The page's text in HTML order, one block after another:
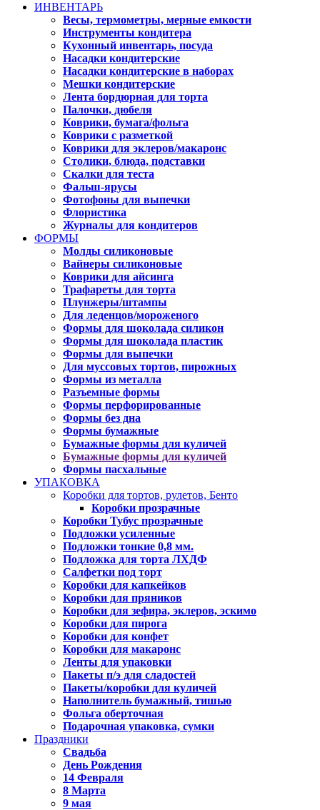
ИНВЕНТАРЬ
Весы, термометры, мерные емкости
Инструменты кондитера
Кухонный инвентарь, посуда
Насадки кондитерские
Насадки кондитерские в наборах
Мешки кондитерские
Лента бордюрная для торта
Палочки, дюбеля
Коврики, бумага/фольга
Коврики с разметкой
Коврики для эклеров/макаронс
Столики, блюда, подставки
Скалки для теста
Фальш-ярусы
Фотофоны для выпечки
Флористика
Журналы для кондитеров
ФОРМЫ
Молды силиконовые
Вайнеры силиконовые
Коврики для айсинга
Трафареты для торта
Плунжеры/штампы
Для леденцов/мороженого
Формы для шоколада силикон
Формы для шоколада пластик
Формы для выпечки
Для муссовых тортов, пирожных
Формы из металла
Разъемные формы
Формы перфорированные
Формы без дна
Формы бумажные
Бумажные формы для куличей
Бумажные формы для куличей
Формы пасхальные
УПАКОВКА
Коробки для тортов, рулетов, Бенто
Коробки прозрачные
Коробки Тубус прозрачные
Подложки усиленные
Подложки тонкие 0,8 мм.
Подложка для торта ЛХДФ
Салфетки под торт
Коробки для капкейков
Коробки для пряников
Коробки для зефира, эклеров, эскимо
Коробки для пирога
Коробки для конфет
Коробки для макаронс
Ленты для упаковки
Пакеты п/э для сладостей
Пакеты/коробки для куличей
Наполнитель бумажный, тишью
Фольга оберточная
Подарочная упаковка, сумки
Праздники
Свадьба
День Рождения
14 Февраля
8 Марта
9 мая